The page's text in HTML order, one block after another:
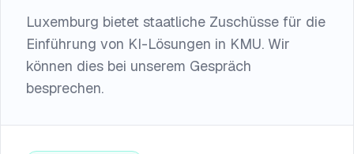
Luxemburg bietet staatliche Zuschüsse für die
Einführung von KI-Lösungen in KMU. Wir
können dies bei unserem Gespräch
besprechen.